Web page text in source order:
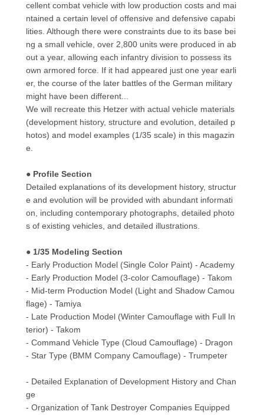
cellent combat vehicle with low production costs and mai
ntained a certain level of offensive and defensive capabi
lities. Although there were constraints due to its base bei
ng a small vehicle, over 2,800 units were produced in ab
out a year, allowing each infantry division to possess its
own armored force. If it had appeared just one year earli
er, the course of the later battles of the German military
might have been different...
We will recreate this Hetzer with actual vehicle materials
(development history, structure and evolution, detailed p
hotos) and model examples (1/35 scale) in this magazin
e.
● Profile Section
Detailed explanations of its development history, structur
e and evolution will be provided with abundant informati
on, including contemporary photographs, detailed photo
s of existing vehicles, and detailed illustrations.
● 1/35 Modeling Section
- Early Production Model (Single Color Paint) - Academy
- Early Production Model (3-color Camouflage) - Takom
- Mid-term Production Model (Light and Shadow Camou
flage) - Tamiya
- Late Production Model (Winter Camouflage with Full In
terior) - Takom
- Command Vehicle Type (Cloud Camouflage) - Dragon
- Star Type (BMM Company Camouflage) - Trumpeter
- Detailed Explanation of Development History and Chan
ge
- Organization of Tank Destroyer Companies Equipped